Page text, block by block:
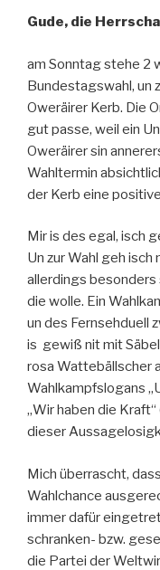
Gude, die
am Sonntag stehe 2
Bundestagswahl, un
Oweräirer Kerb. Die
gut passe, weil ein
Oweräirer sin
Wahltermin
der Kerb eine
Mir is des egal, isch
Un zur Wahl geh isch
allerdings besonders
die wolle. Ein
un des Fernsehduell
is gewiß nit mit
rosa Wattebällscher
Wahlkampfslogans
„Wir haben die
dieser
Mich überrascht,
Wahlchance
immer dafür
schranken- bzw.
die Partei der